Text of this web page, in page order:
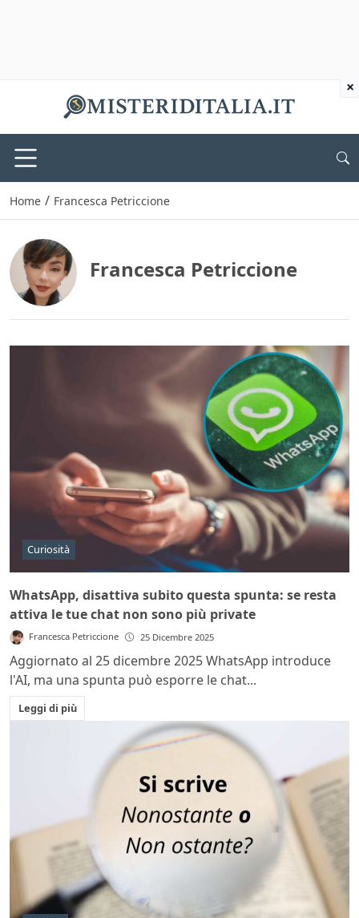
Home / Francesca Petriccione
Francesca Petriccione
Curiosità
WhatsApp, disattiva subito questa spunta: se resta
attiva le tue chat non sono più private
Francesca Petriccione 25 Dicembre 2025
Aggiornato al 25 dicembre 2025 WhatsApp introduce
l'AI, ma una spunta può esporre le chat...
Leggi di più
×